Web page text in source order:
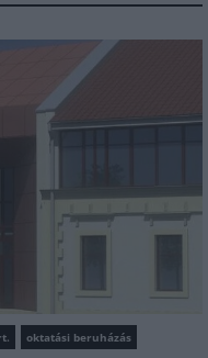
oktatási beruházás